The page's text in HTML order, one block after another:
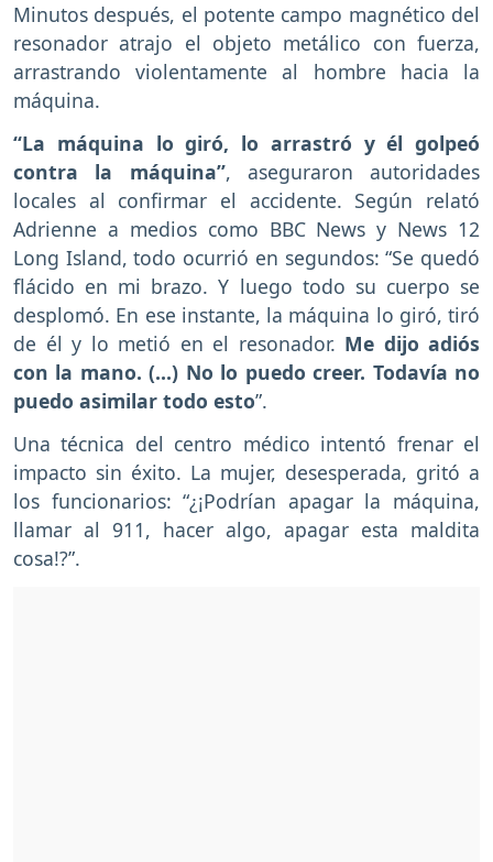
Minutos después, el potente campo magnético del
resonador atrajo el objeto metálico con fuerza,
arrastrando violentamente al hombre hacia la
máquina.
“La máquina lo giró, lo arrastró y él golpeó
contra la máquina”, aseguraron autoridades
locales al confirmar el accidente. Según relató
Adrienne a medios como BBC News y News 12
Long Island, todo ocurrió en segundos: “Se quedó
flácido en mi brazo. Y luego todo su cuerpo se
desplomó. En ese instante, la máquina lo giró, tiró
de él y lo metió en el resonador. Me dijo adiós
con la mano. (...) No lo puedo creer. Todavía no
puedo asimilar todo esto”.
Una técnica del centro médico intentó frenar el
impacto sin éxito. La mujer, desesperada, gritó a
los funcionarios: “¿¡Podrían apagar la máquina,
llamar al 911, hacer algo, apagar esta maldita
cosa!?”.